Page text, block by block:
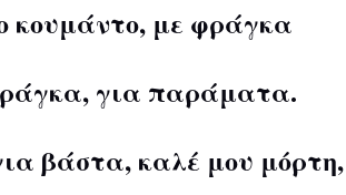
κουμάντο, με φράγκα
για παράματα.
βάστα, καλέ μου μόρτη,